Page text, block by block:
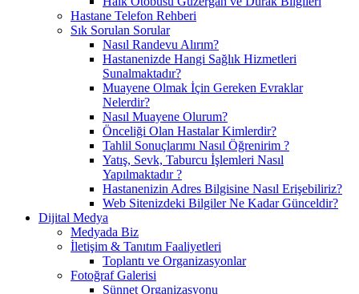
Hastane Telefon Rehberi
Sık Sorulan Sorular
Nasıl Randevu Alırım?
Hastanenizde Hangi Sağlık Hizmetleri
Sunalmaktadır?
Muayene Olmak İçin Gereken Evraklar
Nelerdir?
Nasıl Muayene Olurum?
Önceliği Olan Hastalar Kimlerdir?
Tahlil Sonuçlarımı Nasıl Öğrenirim ?
Yatış, Sevk, Taburcu İşlemleri Nasıl
Yapılmaktadır ?
Hastanenizin Adres Bilgisine Nasıl Erişebiliriz?
Web Sitenizdeki Bilgiler Ne Kadar Günceldir?
Dijital Medya
Medyada Biz
İletişim & Tanıtım Faaliyetleri
Toplantı ve Organizasyonlar
Fotoğraf Galerisi
Sünnet Organizasyonu